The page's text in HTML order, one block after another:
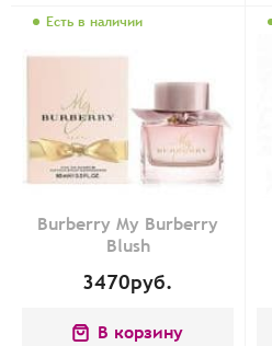
Есть в наличии
Burberry My Burberry
Blush
3470руб.
В корзину